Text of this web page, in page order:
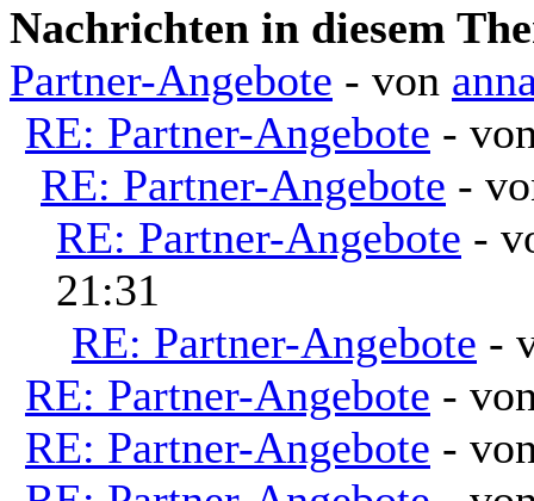
Nachrichten in diesem
Partner-Angebote - von
RE: Partner-Angebote -
RE: Partner-Angebote -
RE: Partner-Angebote -
21:31
RE: Partner-Angebote -
RE: Partner-Angebote -
RE: Partner-Angebote -